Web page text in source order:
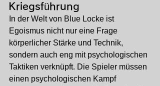
Kriegsführung
In der Welt von Blue Locke ist
Egoismus nicht nur eine Frage
körperlicher Stärke und Technik,
sondern auch eng mit psychologischen
Taktiken verknüpft. Die Spieler müssen
einen psychologischen Kampf